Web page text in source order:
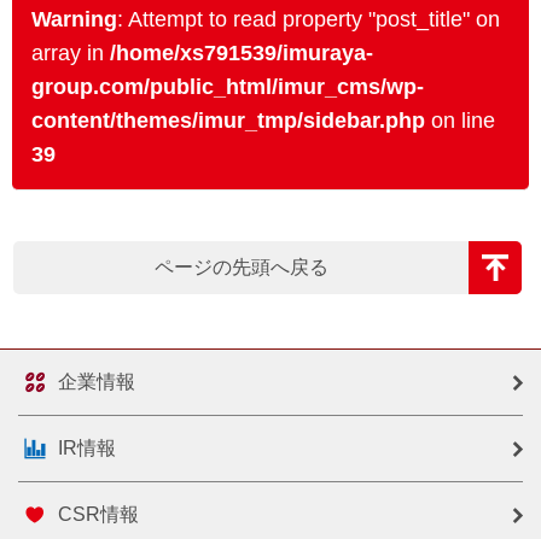
Warning: Attempt to read property "post_title" on
array in /home/xs791539/imuraya-
group.com/public_html/imur_cms/wp-
content/themes/imur_tmp/sidebar.php on line
39
ページの先頭へ戻る
企業情報
IR情報
CSR情報